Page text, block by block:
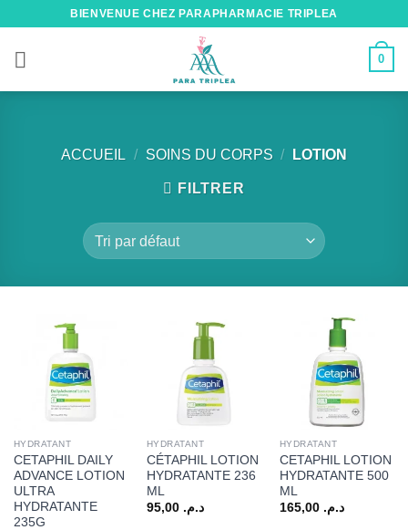
contenu
BIENVENUE CHEZ PARAPHARMACIE TRIPLEA
0
ACCUEIL / SOINS DU CORPS / LOTION
FILTRER
HYDRATANT
CETAPHIL DAILY
ADVANCE LOTION
ULTRA
HYDRATANTE
235G
HYDRATANT
CÉTAPHIL LOTION
HYDRATANTE 236
ML
د.م. 95,00
HYDRATANT
CETAPHIL LOTION
HYDRATANTE 500
ML
د.م. 165,00